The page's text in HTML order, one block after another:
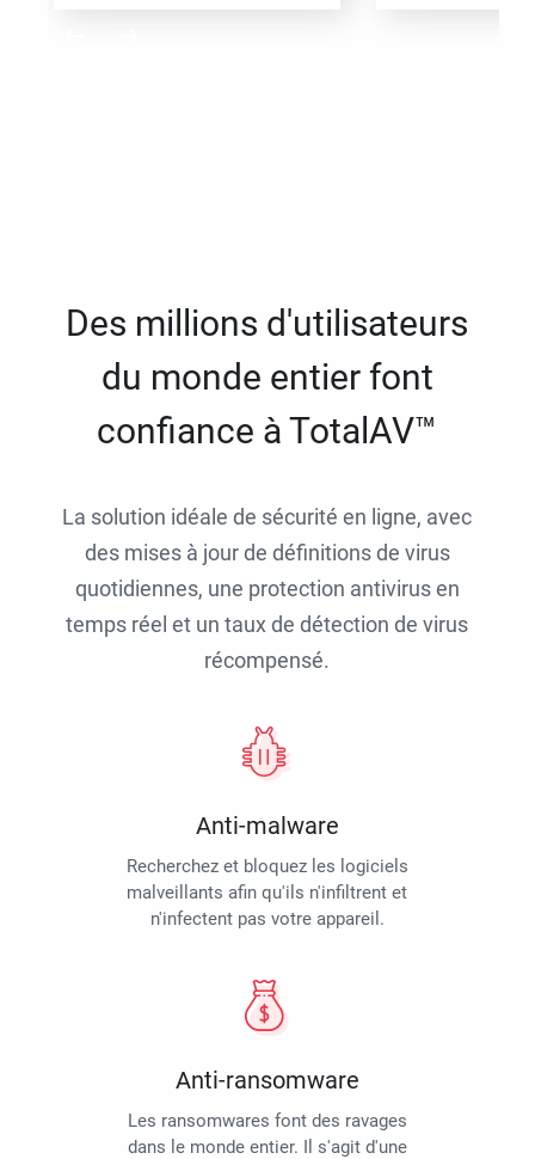
Des millions d'utilisateurs
du monde entier font
confiance à TotalAV™
La solution idéale de sécurité en ligne, avec
des mises à jour de définitions de virus
quotidiennes, une protection antivirus en
temps réel et un taux de détection de virus
récompensé.
Anti-malware
Recherchez et bloquez les logiciels
malveillants afin qu'ils n'infiltrent et
n'infectent pas votre appareil.
Anti-ransomware
Les ransomwares font des ravages
dans le monde entier. Il s'agit d'une